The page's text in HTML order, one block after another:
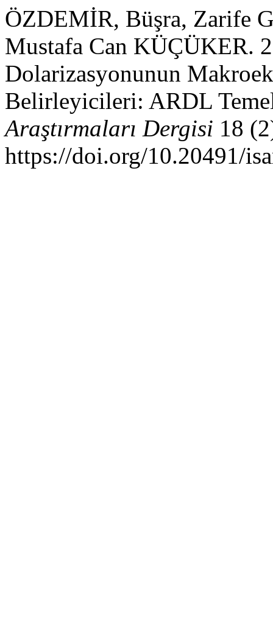
ÖZDEMİR, Büşra, Zarife
Mustafa Can KÜÇÜKER.
Dolarizasyonunun
Belirleyicileri: ARDL
Araştırmaları Dergisi 18
https://doi.org/10.20491/